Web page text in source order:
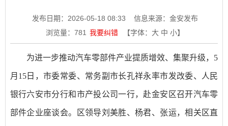
发布日期：2026-05-18 08:33
信息来源：金安发布
浏览量： 781 我要纠错 【字体： 大 中 小】
为进一步推动汽车零部件产业提质增效、集聚升级，5
月15日，市委常委、常务副市长孔祥永率市发改委、人民
银行六安市分行和市产投公司一行，赴金安区召开汽车零
部件企业座谈会。区领导刘美胜、杨君、张运，相关区直